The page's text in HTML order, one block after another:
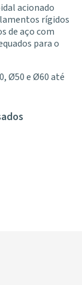
acionado
rígidos
de aço com
para o
Ø50 e Ø60 até